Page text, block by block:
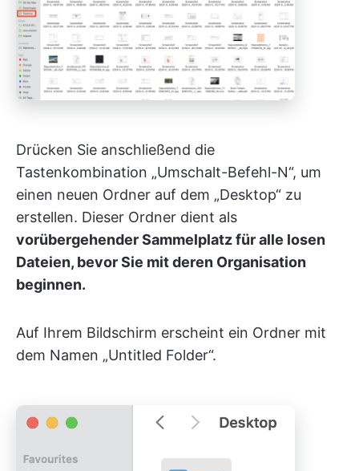
Drücken Sie anschließend die
Tastenkombination „Umschalt-Befehl-N“, um
einen neuen Ordner auf dem „Desktop“ zu
erstellen. Dieser Ordner dient als
vorübergehender Sammelplatz für alle losen
Dateien, bevor Sie mit deren Organisation
beginnen.
Auf Ihrem Bildschirm erscheint ein Ordner mit
dem Namen „Untitled Folder“.